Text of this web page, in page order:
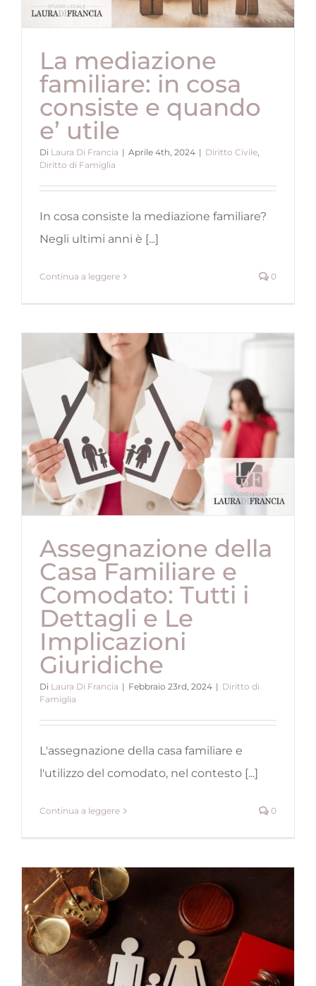
La mediazione
familiare: in cosa
consiste e quando
e’ utile
Di Laura Di Francia | Aprile 4th, 2024 | Diritto Civile
Diritto di Famiglia
In cosa consiste la mediazione familiare?
Negli ultimi anni è [...]
Continua a leggere 0
Assegnazione della
Casa Familiare e
Comodato: Tutti i
Dettagli e Le
Implicazioni
Giuridiche
Di Laura Di Francia | Febbraio 23rd, 2024 | Diritto di
Famiglia
L'assegnazione della casa familiare e
l'utilizzo del comodato, nel contesto [...]
Continua a leggere 0